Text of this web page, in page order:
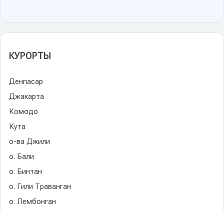
КУРОРТЫ
Денпасар
Джакарта
Комодо
Кута
о-ва Джили
о. Бали
о. Бинтан
о. Гили Траванган
о. Лембонган